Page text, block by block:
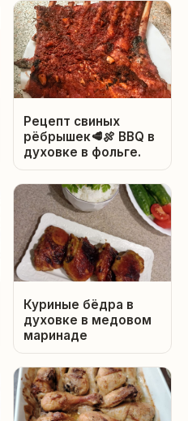
Рецепт свиных
рёбрышек🥩🍖 BBQ в
духовке в фольге.
Куриные бёдра в
духовке в медовом
маринаде